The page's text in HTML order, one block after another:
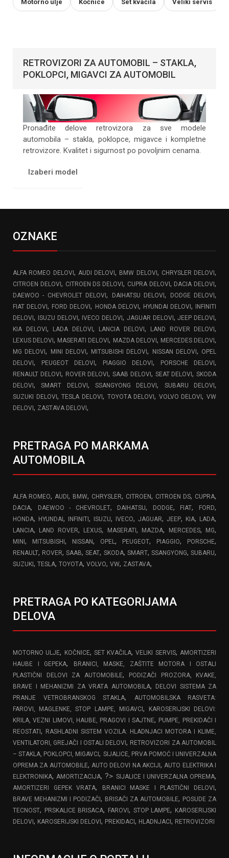
Motorno ulje Kočnice Set kvačila Veliki servis
RETROVIZORI ZA AUTOMOBIL – STAKLA,
POKLOPCI, MIGAVCI ZA AUTOMOBIL
Pronađite delove retrovizora za sve modele
automobila – stakla, poklopce, migavce i kompletne
retrovizore. Kvalitet i sigurnost po povoljnim cenama.
Izaberi model
OZNAKE
ALFA ROMEO DELOVI, AUDI DELOVI, BMW DELOVI, CHRYSLER DELOVI,
CITROEN DELOVI, CITROEN DS DELOVI, CUPRA DELOVI, DACIA DELOVI,
DAEWOO - CHEVROLET DELOVI, DAIHATSU DELOVI, DODGE DELOVI,
FIAT DELOVI, FORD DELOVI, HONDA DELOVI, HYUNDAI DELOVI, INFINITI
DELOVI, ISUZU DELOVI, IVECO DELOVI, JAGUAR DELOVI,JEEP DELOVI,
KIA DELOVI, LADA DELOVI, LANCIA DELOVI, LAND ROVER DELOVI,
LEXUS DELOVI, MASERATI DELOVI, MAZDA DELOVI, MERCEDES DELOVI,
MG DELOVI, MINI DELOVI, MITSUBISHI DELOVI, NISSAN DELOVI, OPEL
DELOVI, PEUGEOT DELOVI, PIAGGIO DELOVI, PORSCHE DELOVI,
RENAULT DELOVI, ROVER DELOVI, SAAB DELOVI, SEAT DELOVI, SKODA
DELOVI,SMART DELOVI,SSANGYONG DELOVI, SUBARU DELOVI,
SUZUKI DELOVI,TESLA DELOVI, TOYOTA DELOVI, VOLVO DELOVI, VW
DELOVI, ZASTAVA DELOVI,
PRETRAGA PO MARKAMA
AUTOMOBILA
ALFA ROMEO, AUDI, BMW, CHRYSLER, CITROEN, CITROEN DS, CUPRA,
DACIA, DAEWOO - CHEVROLET, DAIHATSU, DODGE, FIAT, FORD,
HONDA, HYUNDAI, INFINITI, ISUZU, IVECO, JAGUAR, JEEP, KIA, LADA,
LANCIA, LAND ROVER, LEXUS, MASERATI, MAZDA, MERCEDES, MG,
MINI, MITSUBISHI, NISSAN, OPEL , PEUGEOT, PIAGGIO, PORSCHE,
RENAULT, ROVER,SAAB,SEAT, SKODA, SMART, SSANGYONG,SUBARU,
SUZUKI, TESLA, TOYOTA, VOLVO, VW, ZASTAVA,
PRETRAGA PO KATEGORIJAMA
DELOVA
MOTORNO ULJE, KOČNICE, SET KVAČILA,VELIKI SERVIS, AMORTIZERI
HAUBE I GEPEKA,
BRANICI, MASKE, ZAŠTITE MOTORA I OSTALI
PLASTIČNI DELOVI ZA AUTOMOBILE,
PODIZAČI PROZORA, KVAKE,
BRAVE I MEHANIZMI ZA VRATA AUTOMOBILA,
DELOVI SISTEMA ZA
PRANJE VETROBRANSKOG STAKLA,
AUTOMOBILSKA RASVETA:
FAROVI, MAGLENKE, STOP LAMPE, MIGAVCI,
KAROSERIJSKI DELOVI:
KRILA, VEZNI LIMOVI, HAUBE, PRAGOVI I SAJTNE, PUMPE, PREKIDAČI I
REOSTATI, RASHLADNI SISTEM VOZILA: HLADNJACI MOTORA I KLIME,
VENTILATORI, GREJAČI I OSTALI DELOVI, RETROVIZORI ZA AUTOMOBIL
– STAKLA, POKLOPCI, MIGAVCI, SIJALICE, PRVA POMOĆ I UNIVERZALNA
OPREMA ZA AUTOMOBILE, AUTO DELOVI NA AKCIJI, AUTO ELEKTRIKA I
ELEKTRONIKA, AMORTIZACIJA, ?> SIJALICE I UNIVERZALNA OPREMA,
AMORTIZERI GEPEK VRATA, BRANICI MASKE I PLASTIČNI DELOVI,
BRAVE MEHANIZMI I PODIZAČI, BRISAČI ZA AUTOMOBILE, POSUDE ZA
TECNOST, PRSKALICE BRISACA, FAROVI, STOP LAMPE, KAROSERIJSKI
DELOVI, KAROSERIJSKI DELOVI, PREKIDACI, HLADNJACI, RETROVIZORI